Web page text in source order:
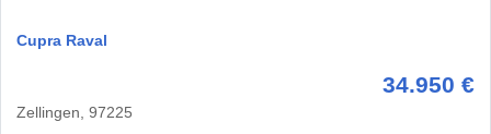
Cupra Raval
34.950 €
Zellingen, 97225